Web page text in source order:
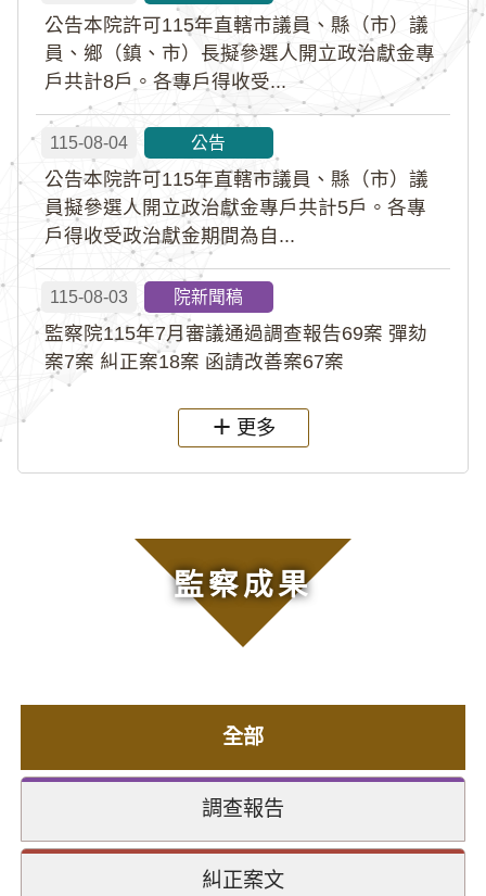
公告本院許可115年直轄市議員、縣（市）議
員、鄉（鎮、市）長擬參選人開立政治獻金專
戶共計8戶。各專戶得收受...
115-08-04 公告
公告本院許可115年直轄市議員、縣（市）議
員擬參選人開立政治獻金專戶共計5戶。各專
戶得收受政治獻金期間為自...
115-08-03 院新聞稿
監察院115年7月審議通過調查報告69案 彈劾
案7案 糾正案18案 函請改善案67案
更多
監察成果
全部
調查報告
糾正案文